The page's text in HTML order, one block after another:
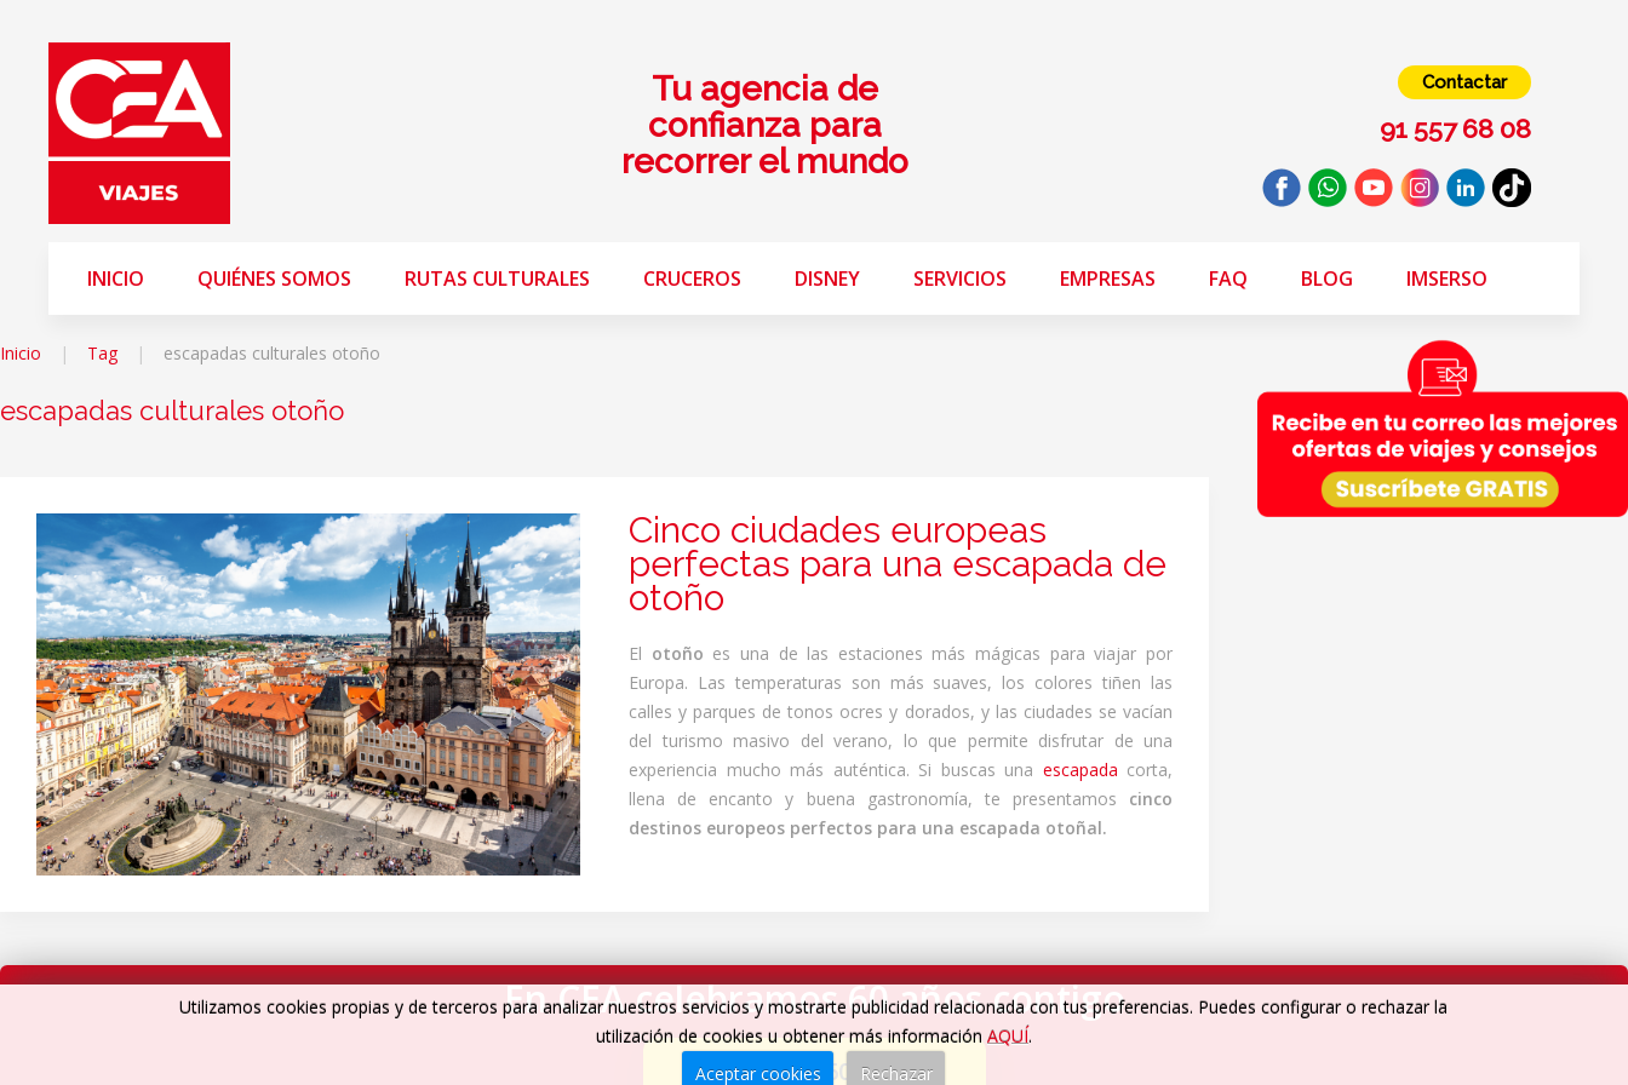
Tu agencia de
confianza para
recorrer el mundo
Contactar
91 557 68 08
INICIO QUIÉNES SOMOS RUTAS CULTURALES CRUCEROS DISNEY SERVICIOS EMPRESAS FAQ BLOG IMSERSO
Inicio Tag escapadas culturales otoño
escapadas culturales otoño
Cinco ciudades europeas
perfectas para una escapada de
otoño
El otoño es una de las estaciones más mágicas para viajar por
Europa. Las temperaturas son más suaves, los colores tiñen las
calles y parques de tonos ocres y dorados, y las ciudades se vacían
del turismo masivo del verano, lo que permite disfrutar de una
experiencia mucho más auténtica. Si buscas una escapada corta,
llena de encanto y buena gastronomía, te presentamos cinco
destinos europeos perfectos para una escapada otoñal.
En CEA celebramos 60 años contigo
Cumplimos 60 años→
Utilizamos cookies propias y de terceros para analizar nuestros servicios y mostrarte publicidad relacionada con tus preferencias. Puedes configurar o rechazar la
utilización de cookies u obtener más información AQUÍ.
Aceptar cookies
Rechazar